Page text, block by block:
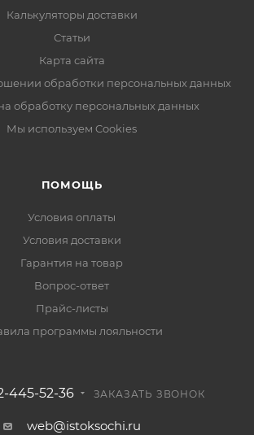
Калькуляторы доставки
Статьи
Карта сайта
обработки персональных данных
обработку персональных данных
Мы используем Cookies
ПОМОЩЬ
Условия оплаты
Условия доставки
Гарантия на товар
Вопрос-ответ
Прайс-листы
программы лояльности
445-52-36 ЗАКАЗАТЬ ЗВОНОК
web@istoksochi.ru